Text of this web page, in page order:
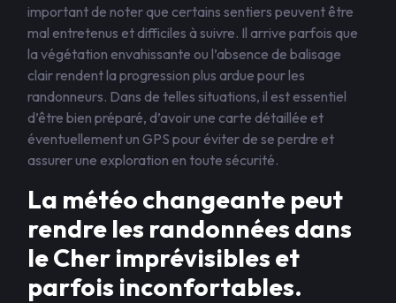
important de noter que certains sentiers peuvent être
mal entretenus et difficiles à suivre. Il arrive parfois que
la végétation envahissante ou l’absence de balisage
clair rendent la progression plus ardue pour les
randonneurs. Dans de telles situations, il est essentiel
d’être bien préparé, d’avoir une carte détaillée et
éventuellement un GPS pour éviter de se perdre et
assurer une exploration en toute sécurité.
La météo changeante peut
rendre les randonnées dans
le Cher imprévisibles et
parfois inconfortables.